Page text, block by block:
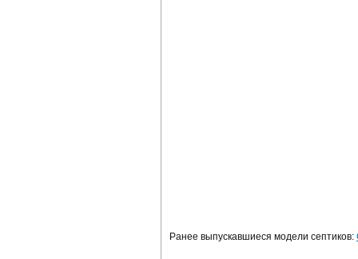
Ранее выпускавшиеся модели септиков: